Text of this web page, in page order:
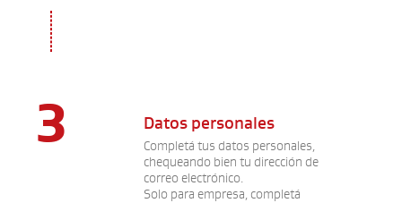
3 Datos personales
Completá tus datos personales,
chequeando bien tu dirección de
correo electrónico.
Solo para empresa, completá